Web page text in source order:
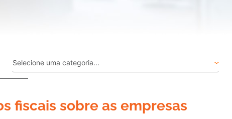
fiscais sobre as empresas